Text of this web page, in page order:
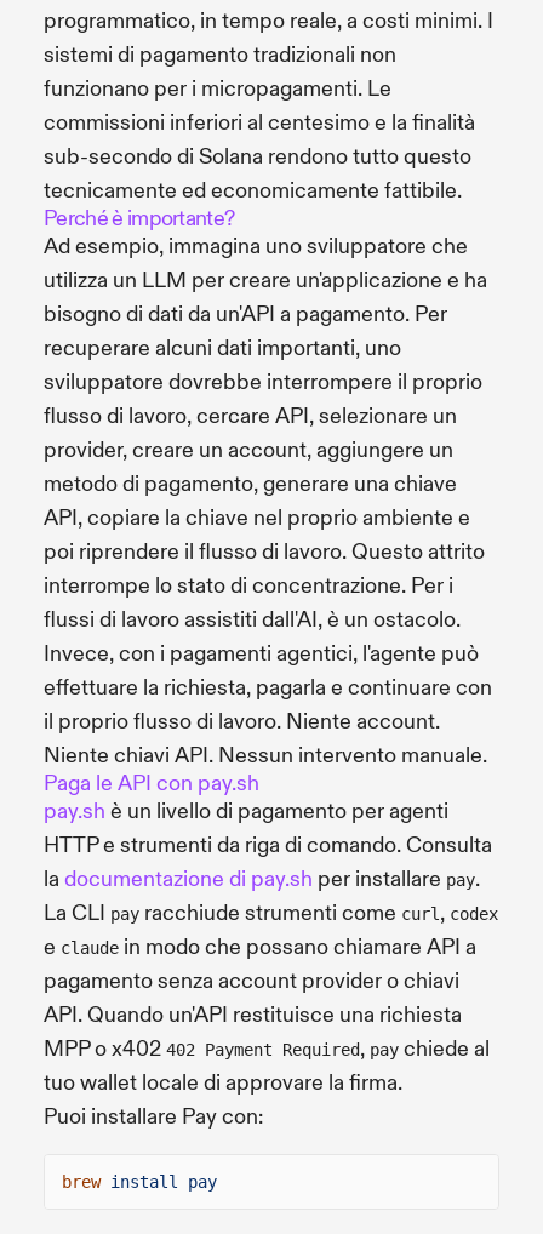
programmatico, in tempo reale, a costi minimi. I
sistemi di pagamento tradizionali non
funzionano per i micropagamenti. Le
commissioni inferiori al centesimo e la finalità
sub-secondo di Solana rendono tutto questo
tecnicamente ed economicamente fattibile.
Perché è importante?
Ad esempio, immagina uno sviluppatore che
utilizza un LLM per creare un'applicazione e ha
bisogno di dati da un'API a pagamento. Per
recuperare alcuni dati importanti, uno
sviluppatore dovrebbe interrompere il proprio
flusso di lavoro, cercare API, selezionare un
provider, creare un account, aggiungere un
metodo di pagamento, generare una chiave
API, copiare la chiave nel proprio ambiente e
poi riprendere il flusso di lavoro. Questo attrito
interrompe lo stato di concentrazione. Per i
flussi di lavoro assistiti dall'AI, è un ostacolo.
Invece, con i pagamenti agentici, l'agente può
effettuare la richiesta, pagarla e continuare con
il proprio flusso di lavoro. Niente account.
Niente chiavi API. Nessun intervento manuale.
Paga le API con pay.sh
pay.sh è un livello di pagamento per agenti
HTTP e strumenti da riga di comando. Consulta
la documentazione di pay.sh per installare pay.
La CLI pay racchiude strumenti come curl , codex
e claude in modo che possano chiamare API a
pagamento senza account provider o chiavi
API. Quando un'API restituisce una richiesta
MPP o x402 402 Payment Required, pay chiede al
tuo wallet locale di approvare la firma.
Puoi installare Pay con:
brew install pay